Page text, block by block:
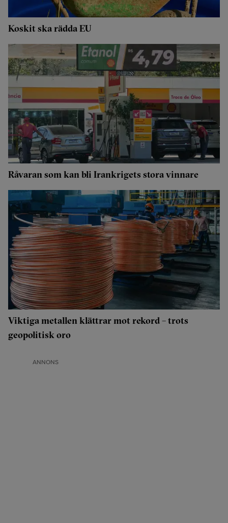
Koskit ska rädda EU
Råvaran som kan bli Irankrigets stora vinnare
Viktiga metallen klättrar mot rekord – trots
geopolitisk oro
ANNONS